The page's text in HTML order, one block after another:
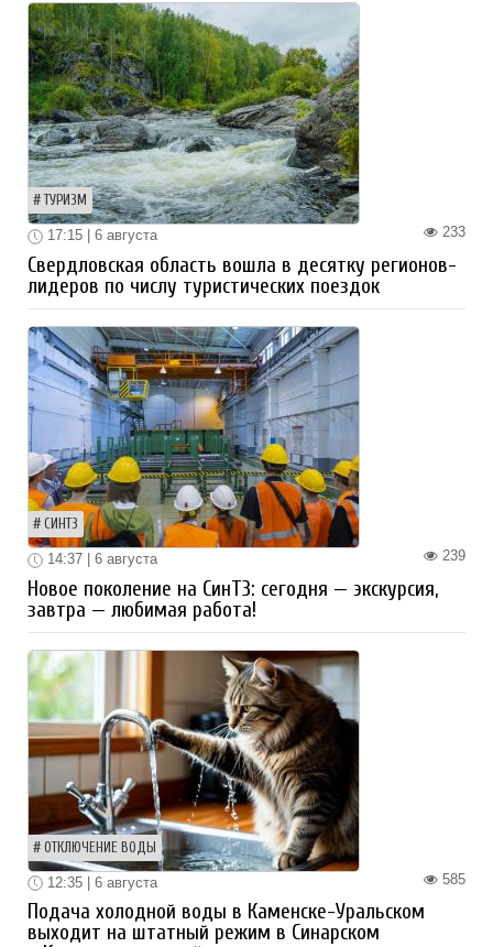
ТУРИЗМ
233
17:15 | 6 августа
Свердловская область вошла в десятку регионов-
лидеров по числу туристических поездок
СИНТЗ
239
14:37 | 6 августа
Новое поколение на СинТЗ: сегодня — экскурсия,
завтра — любимая работа!
ОТКЛЮЧЕНИЕ ВОДЫ
585
12:35 | 6 августа
Подача холодной воды в Каменске-Уральском
выходит на штатный режим в Синарском